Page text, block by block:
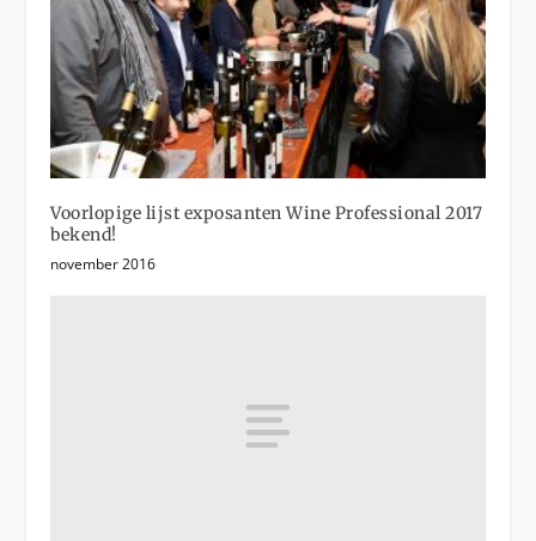
Voorlopige lijst exposanten Wine Professional 2017
bekend!
november 2016